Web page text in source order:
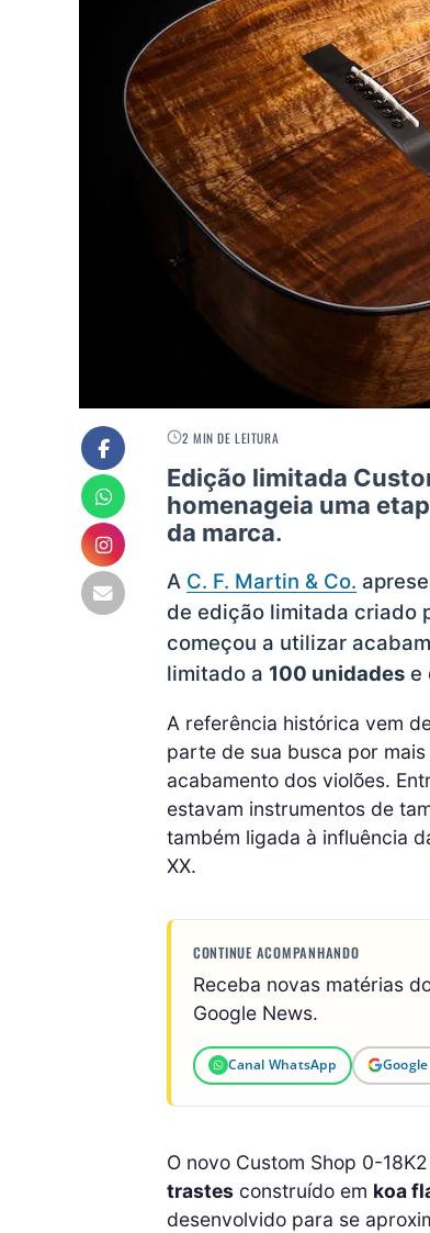
2 MIN DE LEITURA
Edição limitada
homenageia uma
da marca.
A C. F. Martin & Co.
de edição limitada criado
começou a utilizar
limitado a 100 unidades e
A referência histórica vem
parte de sua busca por
acabamento dos violões.
estavam instrumentos de
também ligada à influência
XX.
CONTINUE ACOMPANHANDO
Receba novas matérias
Google News.
Canal WhatsApp
O novo Custom Shop 0-
trastes construído em koa
desenvolvido para se